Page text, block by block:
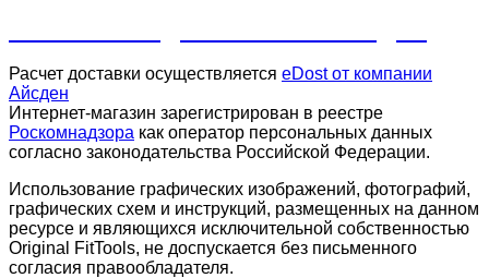
Расчет доставки осуществляется eDost от компании
Айсден
Интернет-магазин зарегистрирован в реестре
Роскомнадзора как оператор персональных данных
согласно законодательства Российской Федерации.
Использование графических изображений, фотографий,
графических схем и инструкций, размещенных на данном
ресурсе и являющихся исключительной собственностью
Original FitTools, не доспускается без письменного
согласия правообладателя.